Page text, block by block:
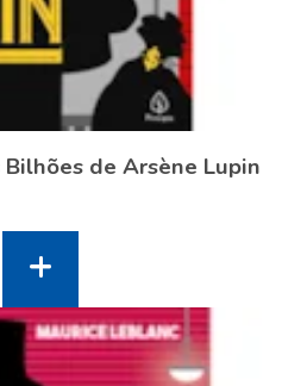
de Arsène Lupin